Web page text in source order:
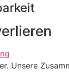
Unsere